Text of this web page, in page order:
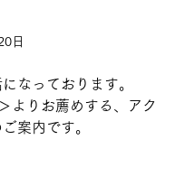
日
なっております。
よりお薦めする、アク
ご案内です。